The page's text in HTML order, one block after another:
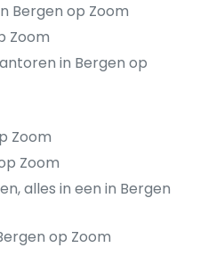
Bergen op Zoom
Zoom
in Bergen op
Zoom
Zoom
alles in een in Bergen
op Zoom